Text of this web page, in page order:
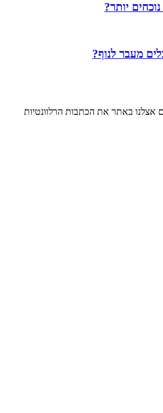
יותר?
מעבר לנוף?
אצלנו באתר את הכתבות הרלוונטיות